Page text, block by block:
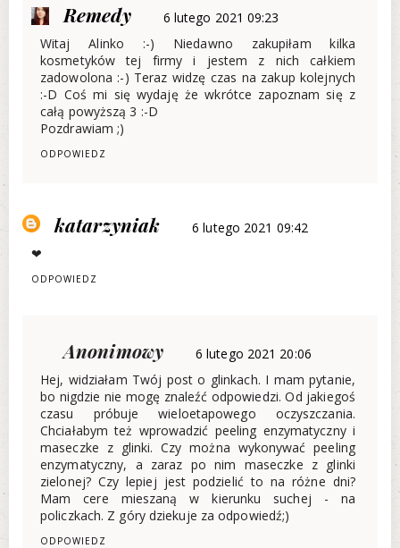
Remedy
6 lutego 2021 09:23
Witaj Alinko :-) Niedawno zakupiłam kilka
kosmetyków tej firmy i jestem z nich całkiem
zadowolona :-) Teraz widzę czas na zakup kolejnych
:-D Coś mi się wydaję że wkrótce zapoznam się z
całą powyższą 3 :-D
Pozdrawiam ;)
ODPOWIEDZ
katarzyniak
6 lutego 2021 09:42
❤
ODPOWIEDZ
Anonimowy
6 lutego 2021 20:06
Hej, widziałam Twój post o glinkach. I mam pytanie,
bo nigdzie nie mogę znaleźć odpowiedzi. Od jakiegoś
czasu próbuje wieloetapowego oczyszczania.
Chciałabym też wprowadzić peeling enzymatyczny i
maseczke z glinki. Czy można wykonywać peeling
enzymatyczny, a zaraz po nim maseczke z glinki
zielonej? Czy lepiej jest podzielić to na różne dni?
Mam cere mieszaną w kierunku suchej - na
policzkach. Z góry dziekuje za odpowiedź;)
ODPOWIEDZ